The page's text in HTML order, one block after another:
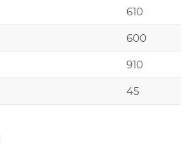
610
600
910
45